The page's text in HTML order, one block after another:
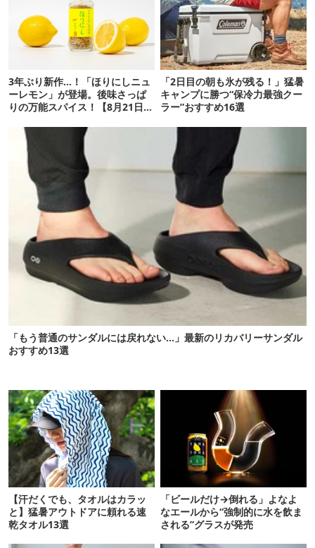
3年ぶり新作…！「ほりにしニュ
ーレモン」が登場。後味さっぱ
りの万能スパイス！【8月21日発
「2日目の朝も氷が残る！」猛暑
キャンプに勝つ“保冷力最強クー
ラー”おすすめ16選
「もう普通のサンダルには戻れない…」最新のリカバリーサンダル
おすすめ13選
【汗だくでも、タオルはカラッ
と】猛暑アウトドアに頼れる速
乾タオル13選
「ビールだけ→倒れる」よなよ
なエールから“強制的に水を飲ま
される”グラスが発売